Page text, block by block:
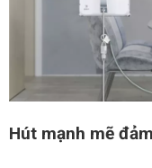
Hút mạnh mẽ